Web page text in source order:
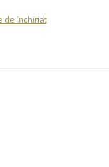
de închiriat